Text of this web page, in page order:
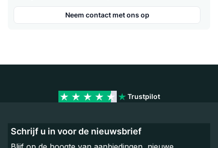
Neem contact met ons op
Trustpilot
Schrijf u in voor de nieuwsbrief